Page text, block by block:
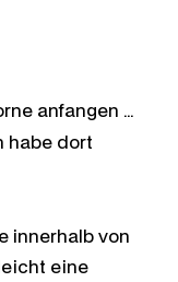
anfangen …
habe dort
innerhalb von
eine